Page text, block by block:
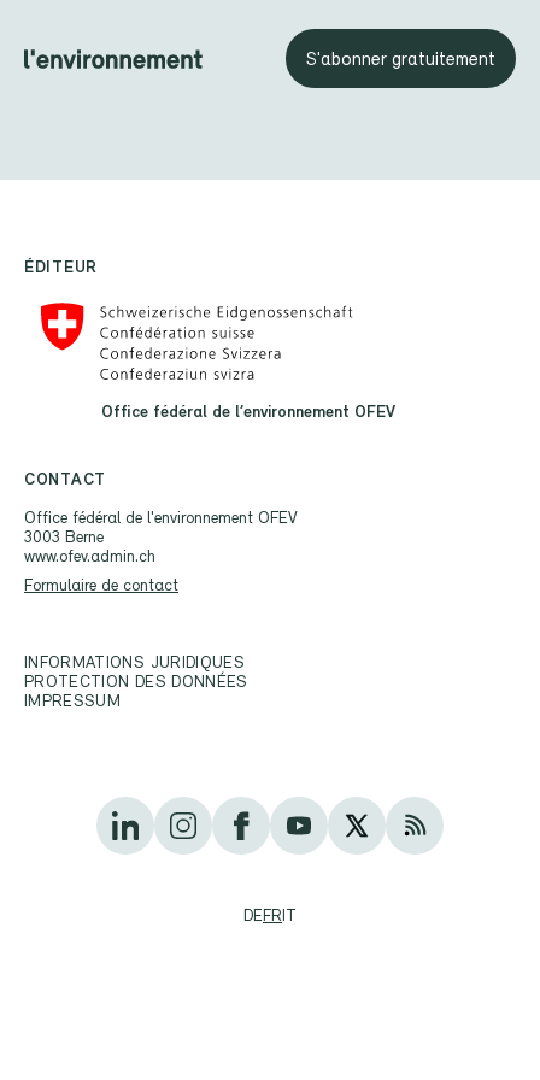
S'abonner gratuitement
ÉDITEUR
Office fédéral de l’environnement OFEV
CONTACT
Office fédéral de l'environnement OFEV
3003 Berne
www.ofev.admin.ch
Formulaire de contact
INFORMATIONS JURIDIQUES
PROTECTION DES DONNÉES
IMPRESSUM
DEFRIT